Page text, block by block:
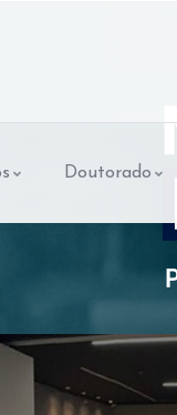
Doutorado